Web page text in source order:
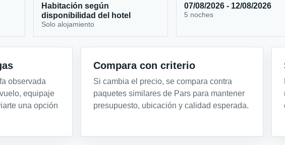
Habitación según
disponibilidad del hotel
Solo alojamiento
07/08/2026 - 12/08/2026
5 noches
observada
equipaje
una opción
Compara con criterio
Si cambia el precio, se compara contra
paquetes similares de Pars para mantener
presupuesto, ubicación y calidad esperada.